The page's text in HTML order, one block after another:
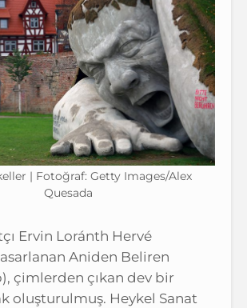
| Fotoğraf: Getty Images/Alex
Quesada
Ervin Loránth Hervé
Aniden Beliren
çimlerden çıkan dev bir
oluşturulmuş. Heykel Sanat